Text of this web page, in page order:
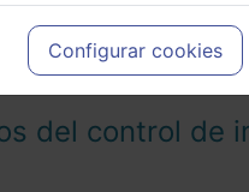
a las necesidades del paciente.
Configurar cookies
del control de